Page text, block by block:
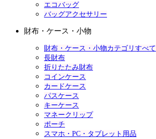
エコバッグ
バッグアクセサリー
財布・ケース・小物
財布・ケース・小物カテゴリすべて
長財布
折りたたみ財布
コインケース
カードケース
パスケース
キーケース
マネークリップ
ポーチ
スマホ・PC・タブレット用品